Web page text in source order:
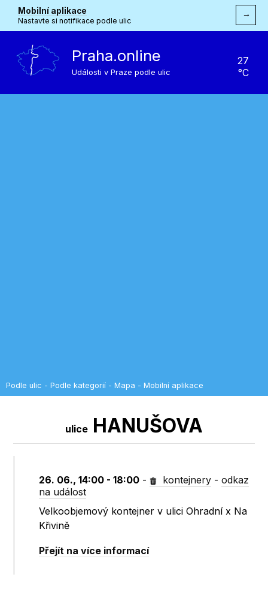
Mobilní aplikace
Nastavte si notifikace podle ulic
→
Praha.online
Události v Praze podle ulic
27
°C
Podle ulic - Podle kategorií - Mapa - Mobilní aplikace
ulice HANUŠOVA
26. 06., 14:00 - 18:00 - kontejnery -odkaz
na událost
Velkoobjemový kontejner v ulici Ohradní x Na
Křivině
Přejít na více informací